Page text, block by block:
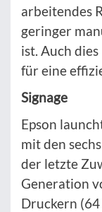
arbeitendes
geringer
ist. Auch
für eine
Signage
Epson
mit den
der letzte
Generation
Druckern